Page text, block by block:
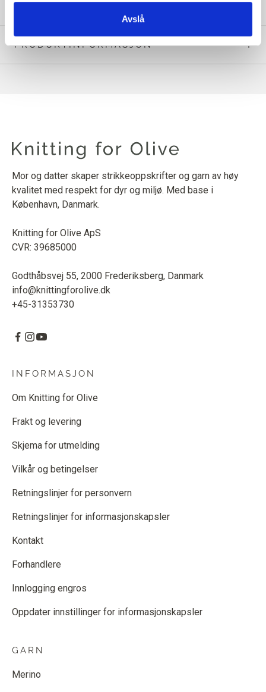
Avslå
PRODUKTINFORMASJON
Mor og datter skaper strikkeoppskrifter og garn av høy
kvalitet med respekt for dyr og miljø. Med base i
København, Danmark.
Knitting for Olive ApS
CVR: 39685000
Godthåbsvej 55, 2000 Frederiksberg, Danmark
info@knittingforolive.dk
+45-31353730
INFORMASJON
Om Knitting for Olive
Frakt og levering
Skjema for utmelding
Vilkår og betingelser
Retningslinjer for personvern
Retningslinjer for informasjonskapsler
Kontakt
Forhandlere
Innlogging engros
Oppdater innstillinger for informasjonskapsler
GARN
Merino